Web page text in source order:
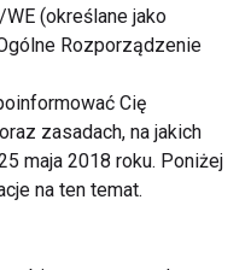
(określane jako
Rozporządzenie
Cię
zasadach, na jakich
maja 2018 roku. Poniżej
na ten temat.